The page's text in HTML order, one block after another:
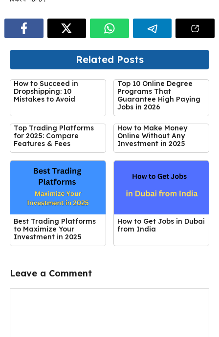
Related Posts
How to Succeed in
Dropshipping: 10
Mistakes to Avoid
Top 10 Online Degree
Programs That
Guarantee High Paying
Jobs in 2026
Top Trading Platforms
for 2025: Compare
Features & Fees
How to Make Money
Online Without Any
Investment in 2025
Best Trading Platforms
to Maximize Your
Investment in 2025
How to Get Jobs in Dubai
from India
Leave a Comment